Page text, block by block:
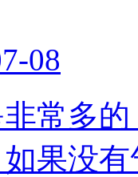
08
常多
果没